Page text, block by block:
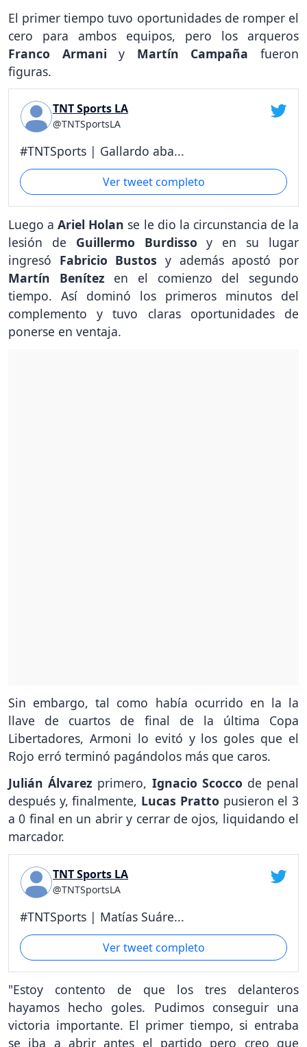
El primer tiempo tuvo oportunidades de romper el
cero para ambos equipos, pero los arqueros
Franco Armani y Martín Campaña fueron
figuras.
TNT Sports LA
@TNTSportsLA
#TNTSports | Gallardo aba...
Ver tweet completo
Luego aAriel Holan se le dio la circunstancia de la
lesión de Guillermo Burdisso y en su lugar
ingresó Fabricio Bustosy además apostó por
Martín Benítez en el comienzo del segundo
tiempo. Así dominó los primeros minutos del
complemento y tuvo claras oportunidades de
ponerse en ventaja.
Sin embargo, tal como había ocurrido en la la
llave de cuartos de final de la última Copa
Libertadores, Armoni lo evitó y los goles que el
Rojo erró terminó pagándolos más que caros.
Julián Álvarez primero, Ignacio Scocco de penal
después y, finalmente, Lucas Pratto pusieron el 3
a 0 final en un abrir y cerrar de ojos, liquidando el
marcador.
TNT Sports LA
@TNTSportsLA
#TNTSports | Matías Suáre...
Ver tweet completo
"Estoy contento de que los tres delanteros
hayamos hecho goles. Pudimos conseguir una
victoria importante. El primer tiempo, si entraba
se iba a abrir antes el partido pero creo que